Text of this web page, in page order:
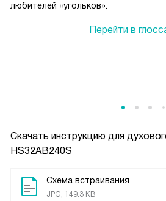
Скачать инструкцию для
HS32AB240S
Схема встраивания
JPG, 149.3 KB
любителей «угольков».
Перейти в